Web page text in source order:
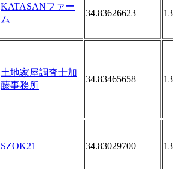
KATASANファー
ム
34.83626623
土地家屋調査士加
藤事務所
34.83465658
SZOK21 34.83029700